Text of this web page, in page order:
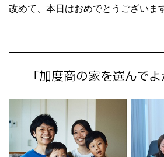
改めて、本日はおめでとうございま
「加度商の家を選んでよ